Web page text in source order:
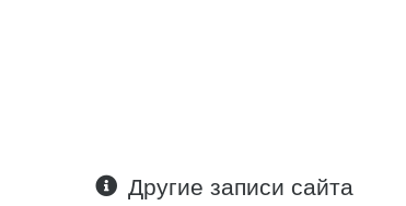
Другие записи сайта